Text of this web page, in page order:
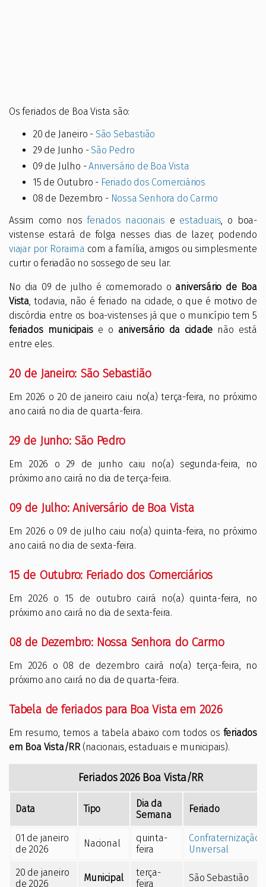
Os feriados de Boa Vista são:
20 de Janeiro - São Sebastião
29 de Junho -São Pedro
09 de Julho -Aniversário de Boa Vista
15 de Outubro - Feriado dos Comerciários
08 de Dezembro - Nossa Senhora do Carmo
Assim como nosferiados nacionais e estaduais , o boa-
vistense estará de folga nesses dias de lazer, podendo
viajar por Roraima com a família, amigos ou simplesmente
curtir o feriadão no sossego de seu lar.
No dia 09 de julho é comemorado o aniversário de Boa
Vista , todavia, não é feriado na cidade, o que é motivo de
discórdia entre os boa-vistenses já que o município tem 5
feriados municipaise o aniversário da cidade não está
entre eles.
20 de Janeiro: São Sebastião
Em 2026 o 20 de janeiro caiu no(a) terça-feira, no próximo
ano cairá no dia de quarta-feira.
29 de Junho: São Pedro
Em 2026 o 29 de junho caiu no(a) segunda-feira, no
próximo ano cairá no dia de terça-feira.
09 de Julho: Aniversário de Boa Vista
Em 2026 o 09 de julho caiu no(a) quinta-feira, no próximo
ano cairá no dia de sexta-feira.
15 de Outubro: Feriado dos Comerciários
Em 2026 o 15 de outubro cairá no(a) quinta-feira, no
próximo ano cairá no dia de sexta-feira.
08 de Dezembro: Nossa Senhora do Carmo
Em 2026 o 08 de dezembro cairá no(a) terça-feira, no
próximo ano cairá no dia de quarta-feira.
Tabela de feriados para Boa Vista em 2026
Em resumo, temos a tabela abaixo com todos os feriados
em Boa Vista/RR (nacionais, estaduais e municipais).
Feriados2026Boa Vista/RR
Data Tipo
Dia da
Semana
Feriado
01 de janeiro
de 2026
Nacional
quinta-
feira
Confraternização
Universal
20 de janeiro
de 2026
Municipal
terça-
feira
São Sebastião